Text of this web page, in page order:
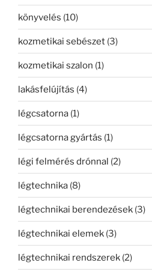
könyvelés (10)
kozmetikai sebészet (3)
kozmetikai szalon (1)
lakásfelújítás (4)
légcsatorna (1)
légcsatorna gyártás (1)
légi felmérés drónnal (2)
légtechnika (8)
légtechnikai berendezések (3)
légtechnikai elemek (3)
légtechnikai rendszerek (2)